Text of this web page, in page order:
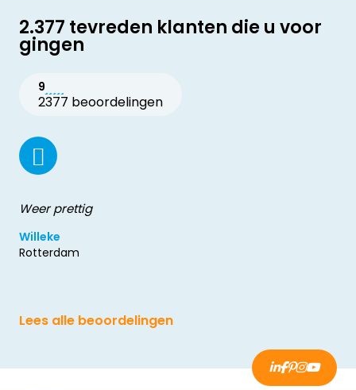
2.377 tevreden klanten die u voor
gingen
9
2377 beoordelingen
Weer prettig
Willeke
Rotterdam
Lees alle beoordelingen